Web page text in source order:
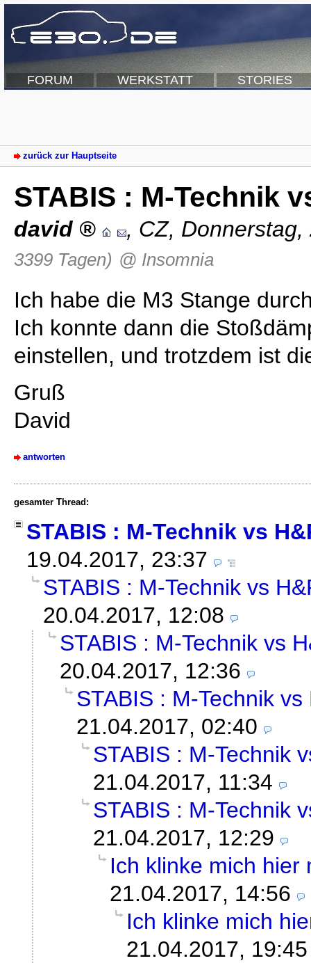
FORUM WERKSTATT STORIES
zurück zur Hauptseite
STABIS : M-Technik
david , CZ,
3399 Tagen) @ Insomnia
Ich habe die M3 Stange
Ich konnte dann die
einstellen, und trotzdem ist
Gruß
David
antworten
gesamter Thread:
STABIS : M-Technik vs
19.04.2017, 23:37
STABIS : M-Technik vs
20.04.2017, 12:08
STABIS : M-Technik vs
20.04.2017, 12:36
STABIS : M-Technik
21.04.2017, 02:40
STABIS : M-Technik
21.04.2017, 11:34
STABIS : M-Technik
21.04.2017, 12:29
Ich klinke mich hier
21.04.2017, 14:56
Ich klinke mich
21.04.2017, 19:45